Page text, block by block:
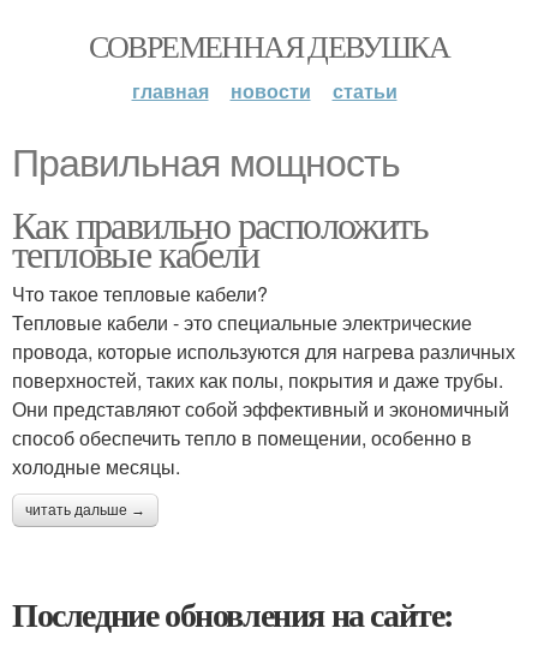
СОВРЕМЕННАЯ ДЕВУШКА
главная новости статьи
Правильная мощность
Как правильно расположить
тепловые кабели
Что такое тепловые кабели?
Тепловые кабели - это специальные электрические
провода, которые используются для нагрева различных
поверхностей, таких как полы, покрытия и даже трубы.
Они представляют собой эффективный и экономичный
способ обеспечить тепло в помещении, особенно в
холодные месяцы.
читать дальше →
Последние обновления на сайте: